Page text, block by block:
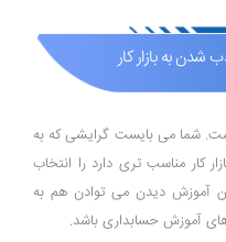
به بازار کار
شما می بایست گرایشی که به
کار مناسب تری دارد را انتخاب
آموزش دیدن می توادن هم به
آموزش حسابداری باشد.